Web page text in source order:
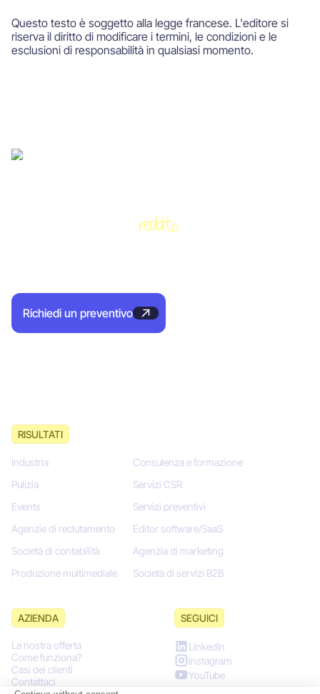
Questo testo è soggetto alla legge francese. L'editore si
riserva il diritto di modificare i termini, le condizioni e le
esclusioni di responsabilità in qualsiasi momento.
reddito
Richiedi un preventivo
AZIENDA
La nostra offerta
Come funziona?
Casi dei clienti
Contattaci
RISULTATI
Industria
Pulizia
Events
Agenzie di reclutamento
Società di contabilità
Produzione multimediale
Consulenza e formazione
Servizi CSR
Servizi preventivi
Editor software/SaaS
Agenzia di marketing
Società di servizi B2B
SEGUICI
LinkedIn
instagram
YouTube